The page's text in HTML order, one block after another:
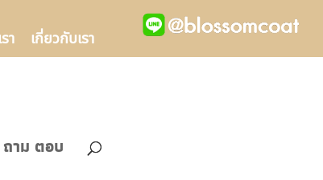
า
เกี่ยวกับเรา
ถาม ตอบ